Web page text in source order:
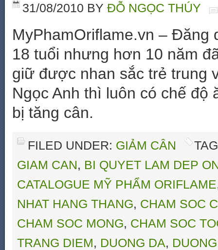
31/08/2010 BY ĐỖ NGỌC THÚY
MyPhamOriflame.vn – Đăng
18 tuổi nhưng hơn 10 năm
giữ được nhan sắc trẻ trung
Ngọc Anh thì luôn có chế độ
bị tăng cân.
FILED UNDER: GIẢM CÂN
GIAM CAN, BI QUYET LAM DEP
CATALOGUE MỸ PHẨM ORIFLAME
NHAT HANG THANG, CHAM SOC
CHAM SOC MONG, CHAM SOC
TRANG DIEM, DUONG DA,